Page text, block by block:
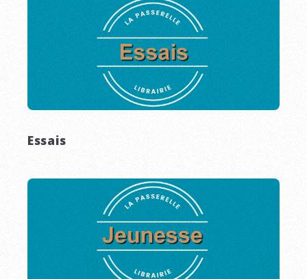
Essais